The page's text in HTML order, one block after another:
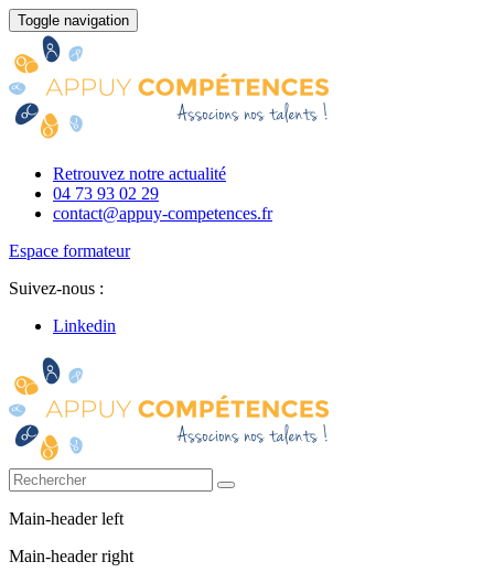
Toggle navigation
Retrouvez notre actualité
04 73 93 02 29
contact@appuy-competences.fr
Espace formateur
Suivez-nous :
Linkedin
Main-header left
Main-header right